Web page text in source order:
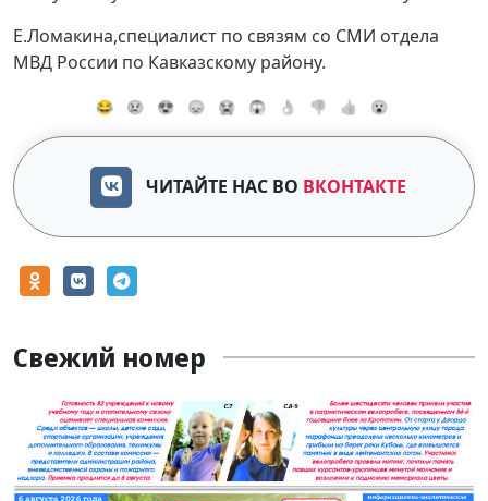
Е.Ломакина,специалист по связям со СМИ отдела
МВД России по Кавказскому району.
😂 😢 😍 😞 😭 😱 👌 👎 👍 😮
ЧИТАЙТЕ НАС ВО ВКОНТАКТЕ
Свежий номер